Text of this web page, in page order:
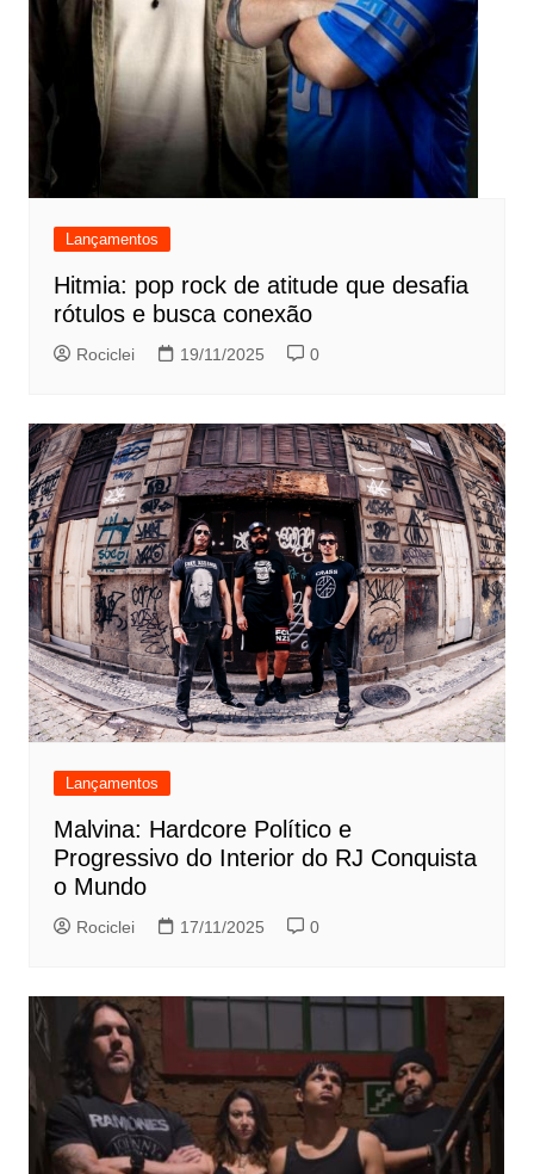
Lançamentos
Hitmia: pop rock de atitude que desafia
rótulos e busca conexão
Rociclei 19/11/2025 0
Lançamentos
Malvina: Hardcore Político e
Progressivo do Interior do RJ Conquista
o Mundo
Rociclei 17/11/2025 0